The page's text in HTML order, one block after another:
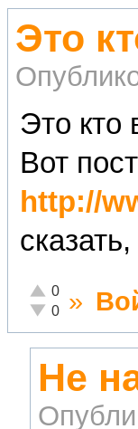
Это
Это кто
Вот
http://
Отлично!
0
Неадекватно!
0 »
Не